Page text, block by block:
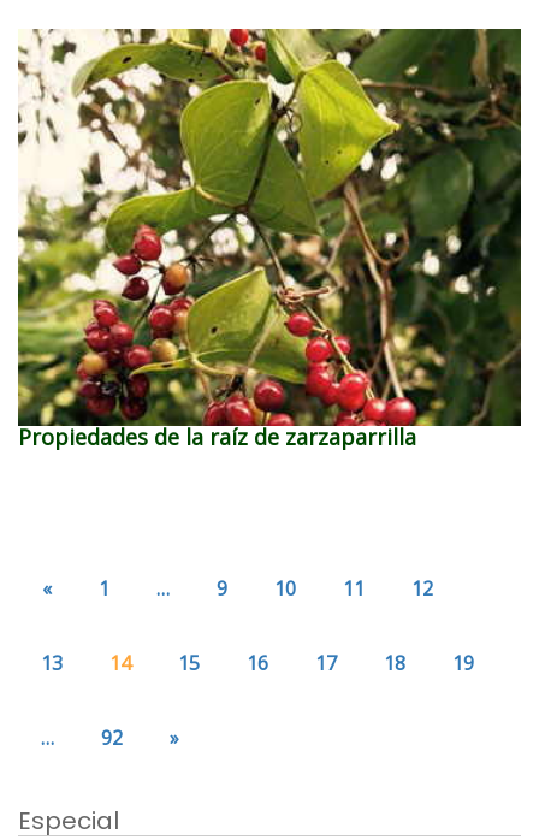
Propiedades de la raíz de zarzaparrilla
« 1 … 9 10 11 12
13 14 15 16 17 18 19
… 92 »
Especial